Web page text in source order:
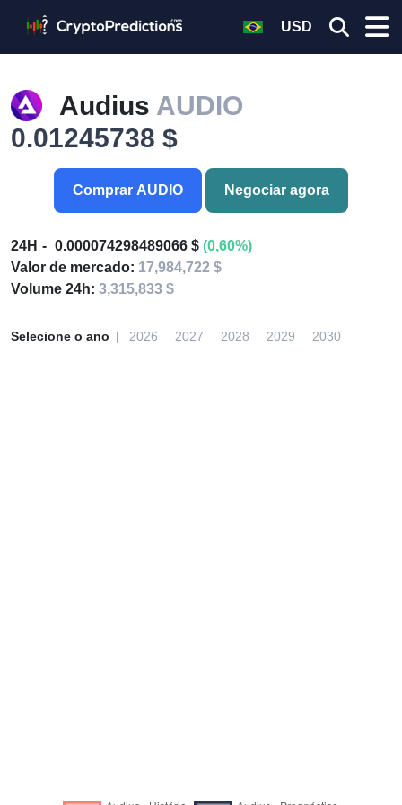
USD
Audius AUDIO
0.01245738 $
Comprar AUDIO Negociar agora
24H 0.000074298489066 $ (0,60%)
Valor de mercado: 17,984,722 $
Volume 24h: 3,315,833 $
Selecione o ano 2026 2027 2028 2029 2030